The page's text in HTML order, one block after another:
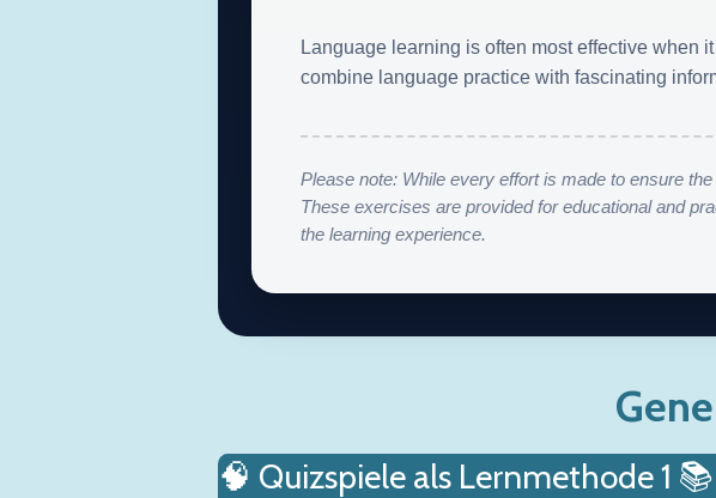
Language learning is often most effective when
combine language practice with fascinating
Please note: While every effort is made to ensure
These exercises are provided for educational and
the learning experience.
🧠 Quizspiele als Lernmethode 1 📚